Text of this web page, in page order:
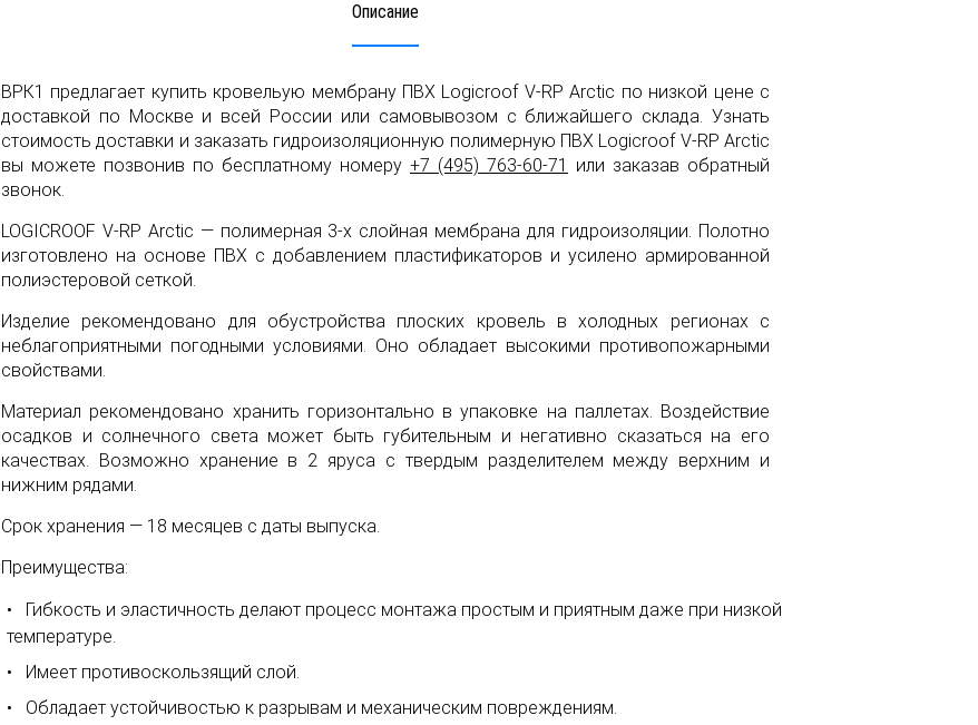
Описание
ВРК1 предлагает купить кровельую мембрану ПВХ Logicroof V-RP Arctic по низкой цене с
доставкой по Москве и всей России или самовывозом с ближайшего склада. Узнать
стоимость доставки и заказать гидроизоляционную полимерную ПВХ Logicroof V-RP Arctic
вы можете позвонив по бесплатному номеру +7 (495) 763-60-71
или заказав обратный
звонок.
LOGICROOF V-RP Arctic — полимерная 3-х слойная мембрана для гидроизоляции. Полотно
изготовлено на основе ПВХ с добавлением пластификаторов и усилено армированной
полиэстеровой сеткой.
Изделие рекомендовано для обустройства плоских кровель в холодных регионах с
неблагоприятными погодными условиями. Оно обладает высокими противопожарными
свойствами.
Материал рекомендовано хранить горизонтально в упаковке на паллетах. Воздействие
осадков и солнечного света может быть губительным и негативно сказаться на его
качествах. Возможно хранение в 2 яруса с твердым разделителем между верхним и
нижним рядами.
Срок хранения — 18 месяцев с даты выпуска.
Преимущества:
Гибкость и эластичность делают процесс монтажа простым и приятным даже при низкой
температуре.
Имеет противоскользящий слой.
Обладает устойчивостью к разрывам и механическим повреждениям.